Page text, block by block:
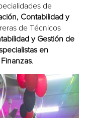
de
Contabilidad y
de Técnicos
y Gestión de
en
.